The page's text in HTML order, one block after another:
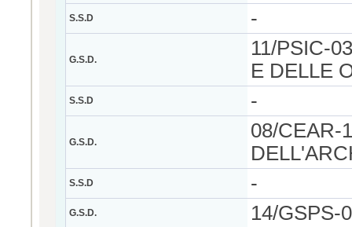
S.S.D -
G.S.D.
11/PSIC-
E DELLE
S.S.D -
G.S.D.
08/CEAR-
S.S.D -
G.S.D. 14/GSPS-